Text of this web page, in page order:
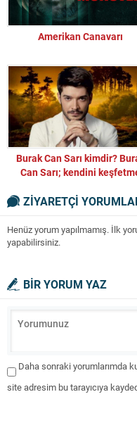
Amerikan Canavarı
Burak Can Sarı kimdir?
Can Sarı; kendini
ve Masaj Terapisti…
ZİYARETÇİ
Henüz yorum yapılmamış. İlk
yapabilirsiniz.
BİR YORUM YAZ
Daha sonraki yorumlarımda
site adresim bu tarayıcıya